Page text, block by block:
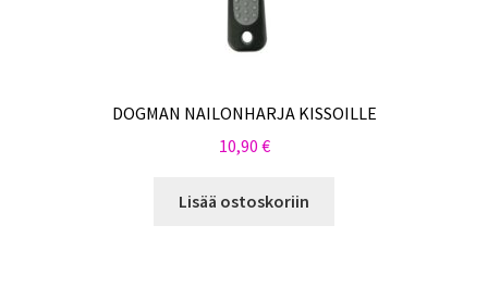
DOGMAN NAILONHARJA KISSOILLE
10,90 €
Lisää ostoskoriin